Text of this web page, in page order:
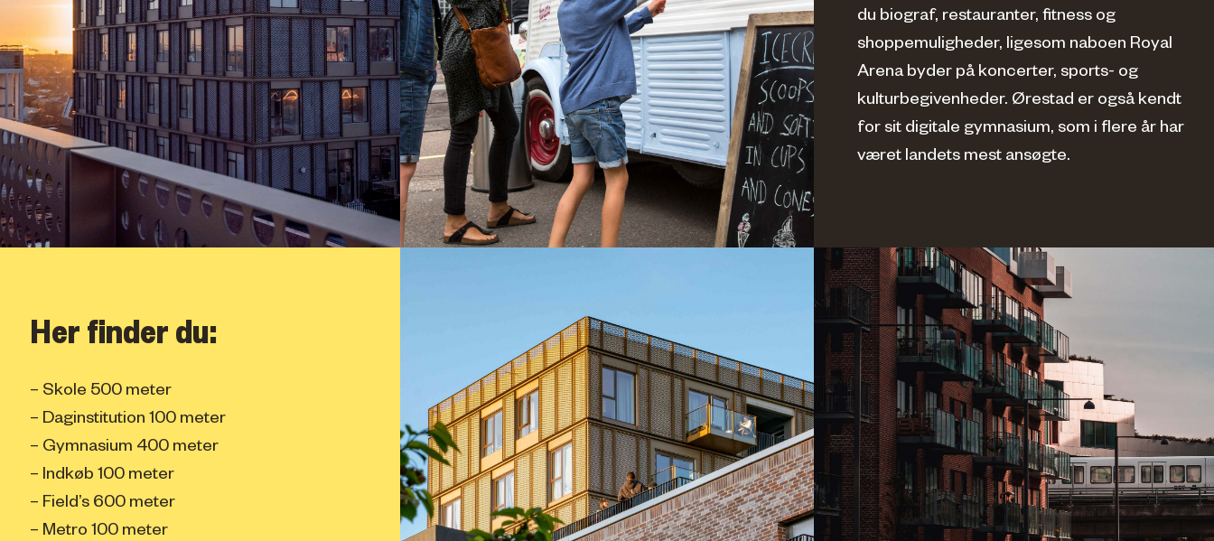
du biograf, restauranter, fitness og
shoppemuligheder, ligesom naboen Royal
Arena byder på koncerter, sports- og
kulturbegivenheder. Ørestad er også kendt
for sit digitale gymnasium, som i flere år har
været landets mest ansøgte.
Her finder du:
– Skole 500 meter
– Daginstitution 100 meter
– Gymnasium 400 meter
– Indkøb 100 meter
– Field’s 600 meter
– Metro 100 meter